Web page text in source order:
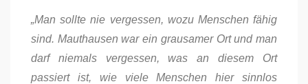
„Man sollte nie vergessen, wozu Menschen fähig
sind. Mauthausen war ein grausamer Ort und man
darf niemals vergessen, was an diesem Ort
passiert ist, wie viele Menschen hier sinnlos